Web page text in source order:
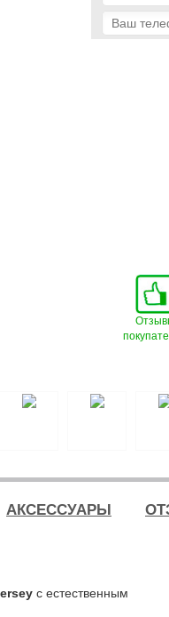
АКСЕССУАРЫ
с естественным